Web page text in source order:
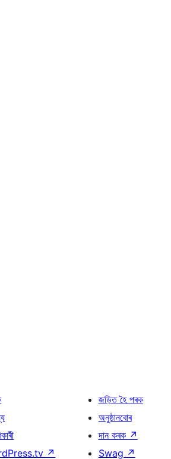
↗
জড়িত হৈ পৰক
অনুষ্ঠানবোৰ
দান কৰক ↗
Swag ↗